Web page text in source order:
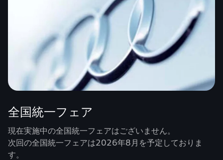
全国統一フェア
現在実施中の全国統一フェアはございません。
次回の全国統一フェアは2026年8月を予定しておりま
す。